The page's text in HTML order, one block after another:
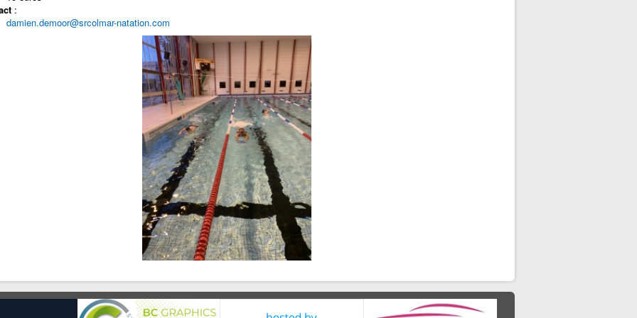
:
damien.demoor@srcolmar-natation.com